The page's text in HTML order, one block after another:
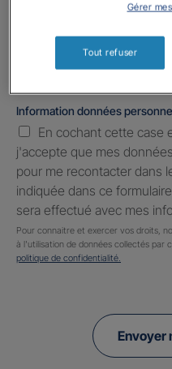
Information données
En cochant cette case
j'accepte que mes
pour me recontacter dans
indiquée dans ce
sera effectué avec mes
Pour connaitre et exercer vos droits,
à l'utilisation de données collectés par
politique de confidentialité.
Envoyer
Gérer
Tout refuser